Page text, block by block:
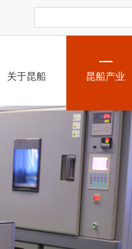
关于昆船 昆船产业